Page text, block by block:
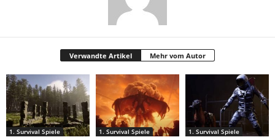
Verwandte Artikel Mehr vom Autor
1. Survival Spiele 1. Survival Spiele 1. Survival Spiele